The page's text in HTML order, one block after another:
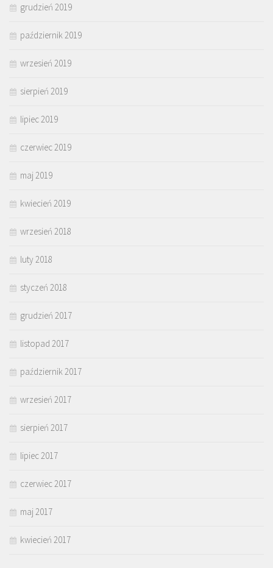
grudzień 2019
październik 2019
wrzesień 2019
sierpień 2019
lipiec 2019
czerwiec 2019
maj 2019
kwiecień 2019
wrzesień 2018
luty 2018
styczeń 2018
grudzień 2017
listopad 2017
październik 2017
wrzesień 2017
sierpień 2017
lipiec 2017
czerwiec 2017
maj 2017
kwiecień 2017